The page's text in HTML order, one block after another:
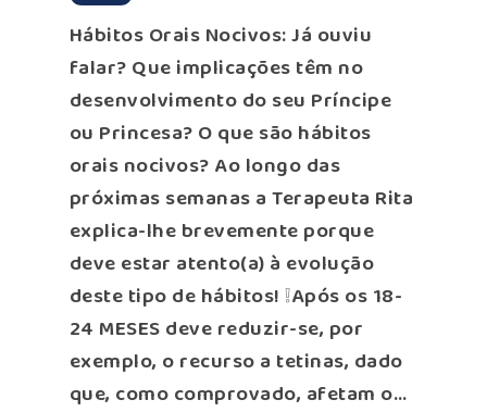
Hábitos Orais Nocivos: Já ouviu
falar? Que implicações têm no
desenvolvimento do seu Príncipe
ou Princesa? O que são hábitos
orais nocivos? Ao longo das
próximas semanas a Terapeuta Rita
explica-lhe brevemente porque
deve estar atento(a) à evolução
deste tipo de hábitos! ❕Após os 18-
24 MESES deve reduzir-se, por
exemplo, o recurso a tetinas, dado
que, como comprovado, afetam o…